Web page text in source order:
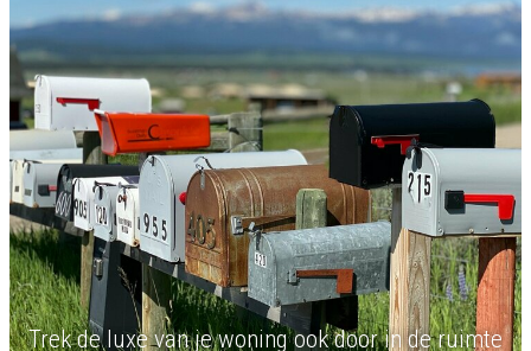
Trek de luxe van je woning ook door in de ruimte